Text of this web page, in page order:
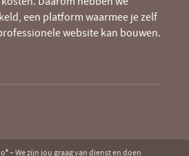
een platform waarmee je zelf
website kan bouwen.
®– We zijn jou graag van dienst en doen